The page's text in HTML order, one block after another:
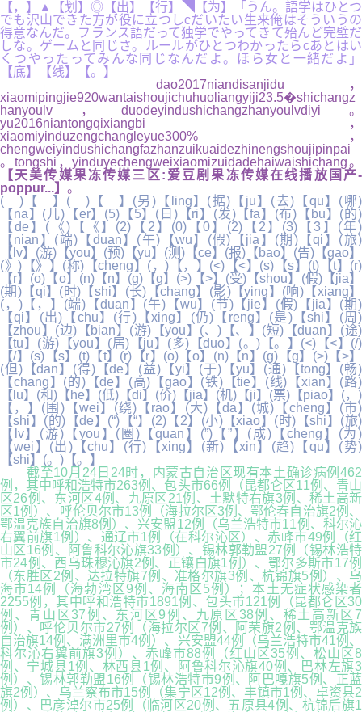
【，】▲【划】◎【出】【行】◥【为】「うん。語学はひとつ
でも沢山できた方が役に立つしcだいたい生来俺はそういうの
得意なんだ。フランス語だって独学でやってきて殆んど完璧だ
しな。ゲームと同じさ。ルールがひとつわかったらcあとはい
くつやったってみんな同じなんだよ。ほら女と一緒だよ」
【底】【线】【。】
dao2017niandisanjidu，
xiaomipingjie920wantaishoujichuhuoliangyiji23.5�shichangz
hanyoulv，duodeyindushichangzhanyoulvdiyi。
yu2016niantongqixiangbi，
xiaomiyinduzengchangleyue300%，
chengweiyindushichangfazhanzuikuaidezhinengshoujipinpai
。tongshi，yinduyechengweixiaomizuidadehaiwaishichang。
【天美传媒果冻传媒三区:爱豆剧果冻传媒在线播放国产-
poppur...】 。
( )【 】( )【 】(另)【ling】(据)【ju】(去)【qu】(哪)
【na】(儿)【er】(5)【5】(日)【ri】(发)【fa】(布)【bu】(的)
【de】(《)【《】(2)【2】(0)【0】(2)【2】(3)【3】(年)
【nian】(端)【duan】(午)【wu】(假)【jia】(期)【qi】(旅)
【lv】(游)【you】(预)【yu】(测)【ce】(报)【bao】(告)【gao】
(》)【》】(称)【cheng】(，)【，】(<)【<】(s)【s】(t)【t】(r)
【r】(o)【o】(n)【n】(g)【g】(>)【>】(受)【shou】(假)【jia】
(期)【qi】(时)【shi】(长)【chang】(影)【ying】(响)【xiang】
(，)【，】(端)【duan】(午)【wu】(节)【jie】(假)【jia】(期)
【qi】(出)【chu】(行)【xing】(仍)【reng】(是)【shi】(周)
【zhou】(边)【bian】(游)【you】(、)【、】(短)【duan】(途)
【tu】(游)【you】(居)【ju】(多)【duo】(。)【。】(<)【<】(/)
【/】(s)【s】(t)【t】(r)【r】(o)【o】(n)【n】(g)【g】(>)【>】
(但)【dan】(得)【de】(益)【yi】(于)【yu】(通)【tong】(畅)
【chang】(的)【de】(高)【gao】(铁)【tie】(线)【xian】(路)
【lu】(和)【he】(低)【di】(价)【jia】(机)【ji】(票)【piao】(，)
【，】(围)【wei】(绕)【rao】(大)【da】(城)【cheng】(市)
【shi】(的)【de】(“)【“】(2)【2】(小)【xiao】(时)【shi】(旅)
【lv】(游)【you】(圈)【quan】(”)【”】(成)【cheng】(为)
【wei】(出)【chu】(行)【xing】(新)【xin】(趋)【qu】(势)
【shi】(。)【。】
截至10月24日24时，内蒙古自治区现有本土确诊病例462
例，其中呼和浩特市263例、包头市66例（昆都仑区11例、青山
区26例、东河区4例、九原区21例、土默特右旗3例、稀土高新
区1例）、呼伦贝尔市13例（海拉尔区3例、鄂伦春自治旗2例、
鄂温克族自治旗8例）、兴安盟12例（乌兰浩特市11例、科尔沁
右翼前旗1例）、通辽市1例（在科尔沁区）、赤峰市49例（红
山区16例、阿鲁科尔沁旗33例）、锡林郭勒盟27例（锡林浩特
市24例、西乌珠穆沁旗2例、正镶白旗1例）、鄂尔多斯市17例
（东胜区2例、达拉特旗7例、准格尔旗3例、杭锦旗5例）、乌
海市14例（海勃湾区9例、海南区5例）；本土无症状感染者
2255例，其中呼和浩特市1891例、包头市121例（昆都仑区30
例、青山区37例、东河区9例、九原区38例、稀土高新区7
例）、呼伦贝尔市27例（海拉尔区7例、阿荣旗2例、鄂温克族
自治旗14例、满洲里市4例）、兴安盟44例（乌兰浩特市41例、
科尔沁右翼前旗3例）、赤峰市88例（红山区35例、松山区8
例、宁城县1例、林西县1例、阿鲁科尔沁旗40例、巴林左旗3
例）、锡林郭勒盟16例（锡林浩特市9例、阿巴嘎旗5例、正蓝
旗2例）、乌兰察布市15例（集宁区12例、丰镇市1例、卓资县2
例）、巴彦淖尔市25例（临河区20例、五原县4例、杭锦后旗1